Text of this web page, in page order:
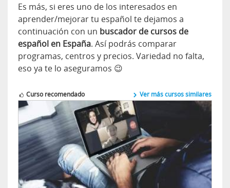
Es más, si eres uno de los interesados en
aprender/mejorar tu español te dejamos a
continuación con un buscador de cursos de
español en España. Así podrás comparar
programas, centros y precios. Variedad no falta,
eso ya te lo aseguramos 😉
Curso recomendado Ver más cursos similares